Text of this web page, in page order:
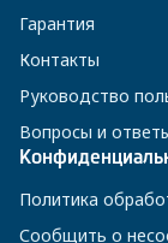
Гарантия
Контакты
Руководство
Вопросы и
Политика
Сообщить о